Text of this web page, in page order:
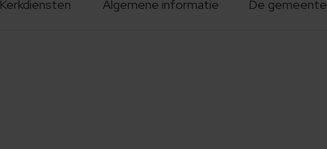
Kerkdiensten Algemene informatie De gemeente